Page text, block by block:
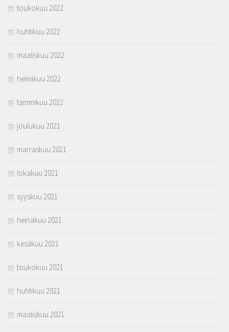
toukokuu 2022
huhtikuu 2022
maaliskuu 2022
helmikuu 2022
tammikuu 2022
joulukuu 2021
marraskuu 2021
lokakuu 2021
syyskuu 2021
heinäkuu 2021
kesäkuu 2021
toukokuu 2021
huhtikuu 2021
maaliskuu 2021